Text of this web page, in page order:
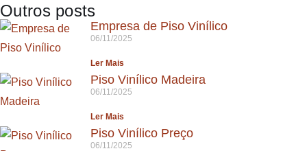
Outros posts
Empresa de Piso Vinílico
06/11/2025
Ler Mais
Piso Vinílico Madeira
06/11/2025
Ler Mais
Piso Vinílico Preço
06/11/2025